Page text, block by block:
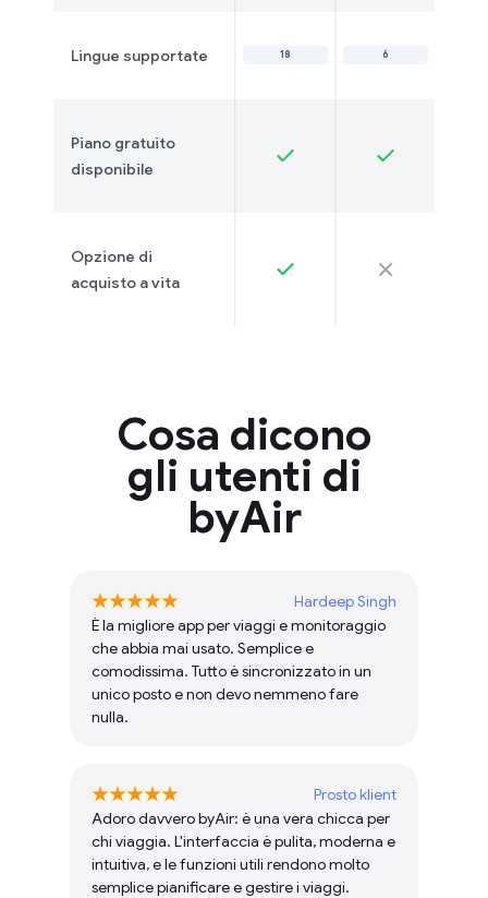
Lingue supportate 18 6
Piano gratuito
disponibile
Opzione di
acquisto a vita
Cosa dicono
gli utenti di
byAir
Hardeep Singh
È la migliore app per viaggi e monitoraggio
che abbia mai usato. Semplice e
comodissima. Tutto è sincronizzato in un
unico posto e non devo nemmeno fare
nulla.
Prosto klient
Adoro davvero byAir: è una vera chicca per
chi viaggia. L'interfaccia è pulita, moderna e
intuitiva, e le funzioni utili rendono molto
semplice pianificare e gestire i viaggi.